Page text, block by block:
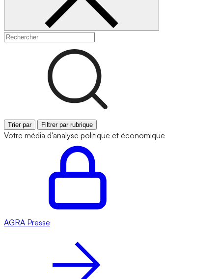
Trier par Filtrer par rubrique
Votre média d'analyse politique et économique
AGRA Presse